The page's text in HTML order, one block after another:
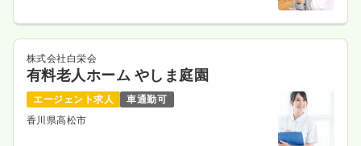
株式会社白栄会
有料老人ホーム やしま庭園
エージェント求人
車通勤可
香川県高松市